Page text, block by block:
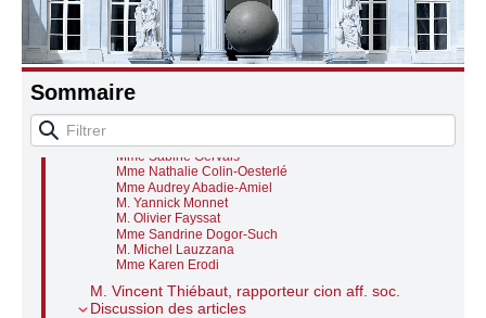
Sommaire
ACCOMPAGNEMENT DES PARENTS
D'ENFANTS ATTEINTS DE CANCERS (deuxième
lecture)
Mme la présidente de séance
Discussion générale
Mme Sabine Gervais
Mme Nathalie Colin-Oesterlé
Mme Audrey Abadie-Amiel
M. Yannick Monnet
M. Olivier Fayssat
Mme Sandrine Dogor-Such
M. Michel Lauzzana
Mme Karen Erodi
M. Vincent Thiébaut, rapporteur cion aff. soc.
Discussion des articles